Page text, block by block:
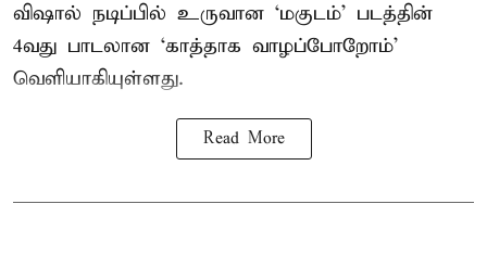
விஷால் நடிப்பில் உருவான ‘மகுடம்’ படத்தின்
4வது பாடலான ‘காத்தாக வாழப்போறோம்’
வெளியாகியுள்ளது.
Read More